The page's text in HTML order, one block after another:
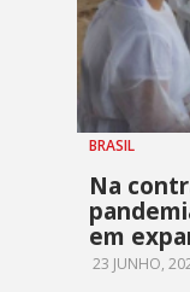
BRASIL
Na
em
23 JUNHO,